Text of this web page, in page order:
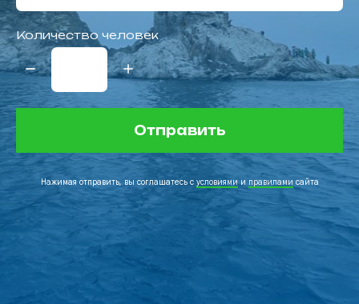
Количество человек
Отправить
Нажимая отправить, вы соглашатесь с условиямии правилами сайта